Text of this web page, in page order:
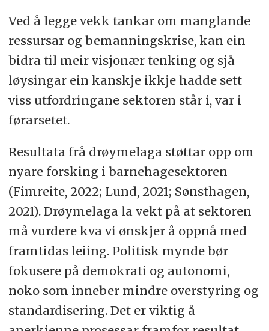
Ved å legge vekk tankar om manglande
ressursar og bemanningskrise, kan ein
bidra til meir visjonær tenking og sjå
løysingar ein kanskje ikkje hadde sett
viss utfordringane sektoren står i, var i
førarsetet.
Resultata frå drøymelaga støttar opp om
nyare forsking i barnehagesektoren
(Fimreite, 2022; Lund, 2021; Sønsthagen,
2021). Drøymelaga la vekt på at sektoren
må vurdere kva vi ønskjer å oppnå med
framtidas leiing. Politisk mynde bør
fokusere på demokrati og autonomi,
noko som inneber mindre overstyring og
standardisering. Det er viktig å